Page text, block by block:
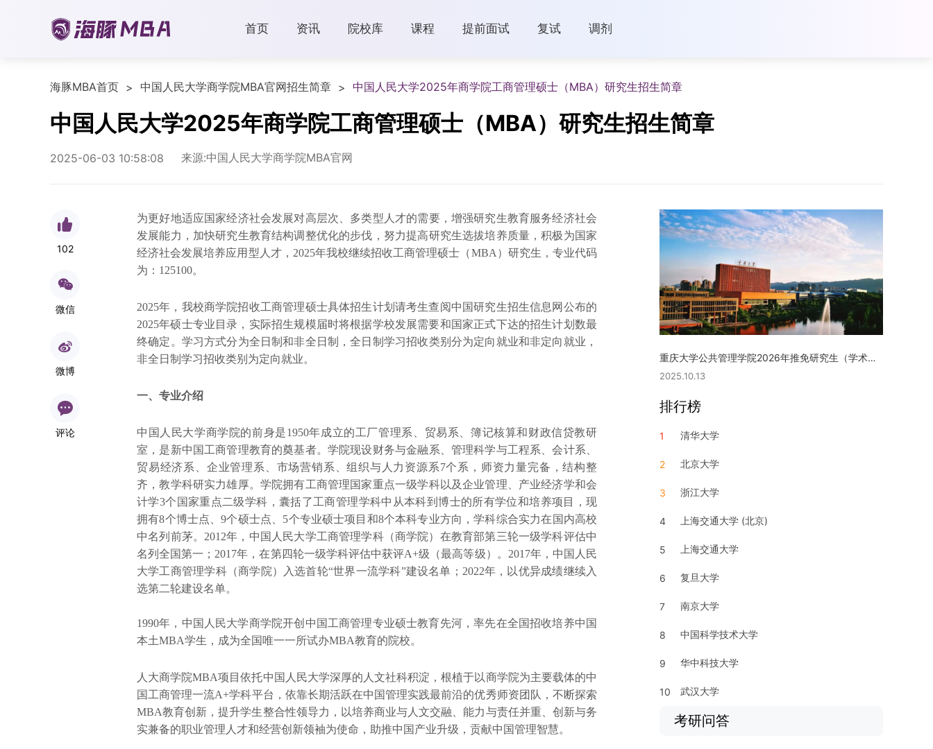
首页 资讯 院校库 课程 提前面试 复试 调剂
海豚MBA首页 > 中国人民大学商学院MBA官网招生简章 > 中国人民大学2025年商学院工商管理硕士（MBA）研究生招生简章
中国人民大学2025年商学院工商管理硕士（MBA）研究生招生简章
2025-06-03 10:58:08 来源:中国人民大学商学院MBA官网
102
微信
微博
评论
为更好地适应国家经济社会发展对高层次、多类型人才的需要，增强研究生教育服务经济社会
发展能力，加快研究生教育结构调整优化的步伐，努力提高研究生选拔培养质量，积极为国家
经济社会发展培养应用型人才，2025年我校继续招收工商管理硕士（MBA）研究生，专业代码
为：125100。
2025年，我校商学院招收工商管理硕士具体招生计划请考生查阅中国研究生招生信息网公布的
2025年硕士专业目录，实际招生规模届时将根据学校发展需要和国家正式下达的招生计划数最
终确定。学习方式分为全日制和非全日制，全日制学习招收类别分为定向就业和非定向就业，
非全日制学习招收类别为定向就业。
一、专业介绍
中国人民大学商学院的前身是1950年成立的工厂管理系、贸易系、簿记核算和财政信贷教研
室，是新中国工商管理教育的奠基者。学院现设财务与金融系、管理科学与工程系、会计系、
贸易经济系、企业管理系、市场营销系、组织与人力资源系7个系，师资力量完备，结构整
齐，教学科研实力雄厚。学院拥有工商管理国家重点一级学科以及企业管理、产业经济学和会
计学3个国家重点二级学科，囊括了工商管理学科中从本科到博士的所有学位和培养项目，现
拥有8个博士点、9个硕士点、5个专业硕士项目和8个本科专业方向，学科综合实力在国内高校
中名列前茅。2012年，中国人民大学工商管理学科（商学院）在教育部第三轮一级学科评估中
名列全国第一；2017年，在第四轮一级学科评估中获评A+级（最高等级）。2017年，中国人民
大学工商管理学科（商学院）入选首轮“世界一流学科”建设名单；2022年，以优异成绩继续入
选第二轮建设名单。
1990年，中国人民大学商学院开创中国工商管理专业硕士教育先河，率先在全国招收培养中国
本土MBA学生，成为全国唯一一所试办MBA教育的院校。
人大商学院MBA项目依托中国人民大学深厚的人文社科积淀，根植于以商学院为主要载体的中
国工商管理一流A+学科平台，依靠长期活跃在中国管理实践最前沿的优秀师资团队，不断探索
MBA教育创新，提升学生整合性领导力，以培养商业与人文交融、能力与责任并重、创新与务
实兼备的职业管理人才和经营创新领袖为使命，助推中国产业升级，贡献中国管理智慧。
重庆大学公共管理学院2026年推免研究生（学术型硕士）复试实施细则
2025.10.13
排行榜
1 清华大学
2 北京大学
3 浙江大学
4 上海交通大学 (北京)
5 上海交通大学
6 复旦大学
7 南京大学
8 中国科学技术大学
9 华中科技大学
10 武汉大学
考研问答